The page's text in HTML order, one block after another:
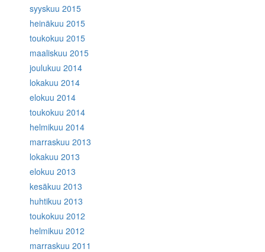
syyskuu 2015
heinäkuu 2015
toukokuu 2015
maaliskuu 2015
joulukuu 2014
lokakuu 2014
elokuu 2014
toukokuu 2014
helmikuu 2014
marraskuu 2013
lokakuu 2013
elokuu 2013
kesäkuu 2013
huhtikuu 2013
toukokuu 2012
helmikuu 2012
marraskuu 2011